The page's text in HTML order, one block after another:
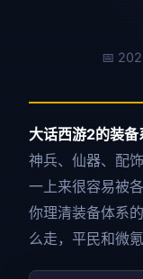
📅
大话西游2的装
神兵、仙器、配
一上来很容易被
你理清装备体系
么走，平民和微